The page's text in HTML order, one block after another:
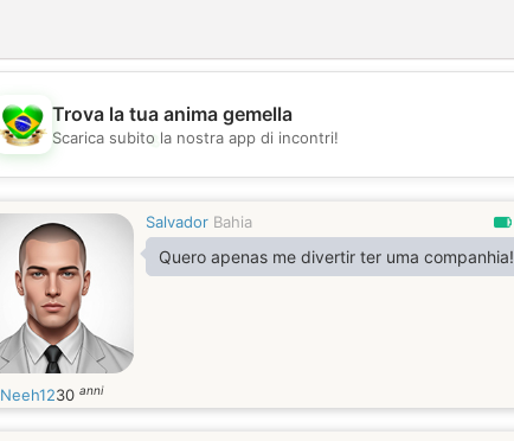
💖
💕
Trova la tua anima gemella
Scarica subito la nostra app di incontri!
Salvador Bahia
Quero apenas me divertir ter uma companhia!
Neeh1230 anni